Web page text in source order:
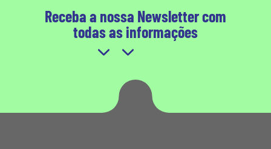
Receba a nossa Newsletter com
todas as informações